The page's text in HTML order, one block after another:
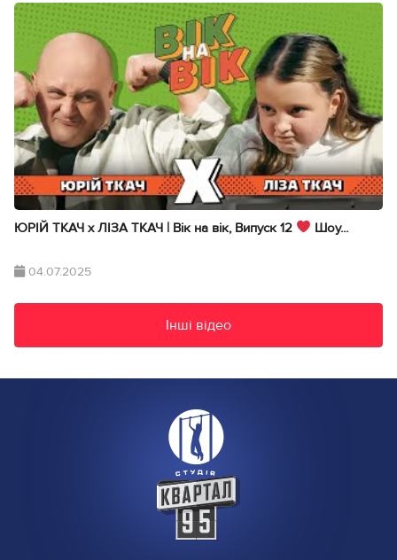
ЮРІЙ ТКАЧ х ЛІЗА ТКАЧ | Вік на вік, Випуск 12 Шоу...
04.07.2025
Інші відео